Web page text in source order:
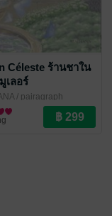
Céleste ร้านชาใน
เลอร์
/ pairagraph
มทั่วไป